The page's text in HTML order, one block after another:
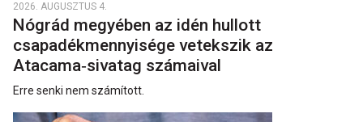
2026. AUGUSZTUS 4.
Nógrád megyében az idén hullott
csapadékmennyisége vetekszik az
Atacama‑sivatag számaival
Erre senki nem számított.